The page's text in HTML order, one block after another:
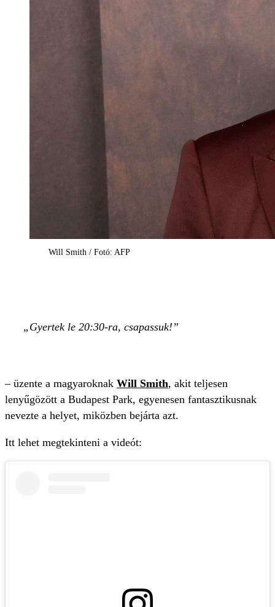
Will Smith / Fotó: AFP
Gyertek le 20:30-ra, csapassuk!
– üzente a magyaroknak Will Smith, akit teljesen
lenyűgözött a Budapest Park, egyenesen fantasztikusnak
nevezte a helyet, miközben bejárta azt.
Itt lehet megtekinteni a videót: